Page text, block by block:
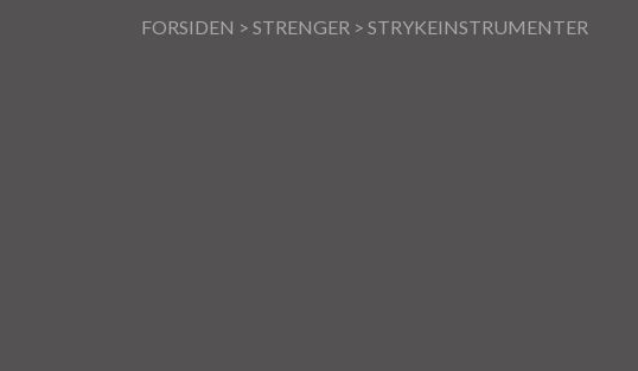
FORSIDEN > STRENGER > STRYKEINSTRUMENTER